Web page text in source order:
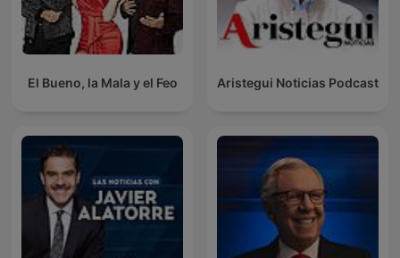
El Bueno, la Mala y el Feo Aristegui Noticias Podcast